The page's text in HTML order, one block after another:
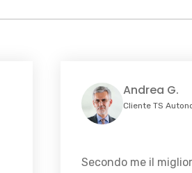
Andrea G.
Cliente TS
Secondo me il